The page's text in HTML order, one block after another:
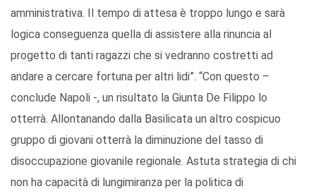
amministrativa. Il tempo di attesa è troppo lungo e sarà
logica conseguenza quella di assistere alla rinuncia al
progetto di tanti ragazzi che si vedranno costretti ad
andare a cercare fortuna per altri lidi”. “Con questo –
conclude Napoli -, un risultato la Giunta De Filippo lo
otterrà. Allontanando dalla Basilicata un altro cospicuo
gruppo di giovani otterrà la diminuzione del tasso di
disoccupazione giovanile regionale. Astuta strategia di chi
non ha capacità di lungimiranza per la politica di